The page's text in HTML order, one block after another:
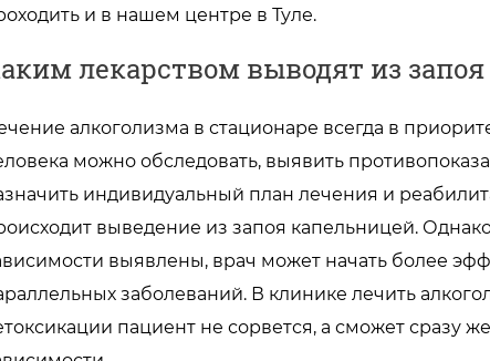
и в нашем центре в Туле.
лекарством выводят из
алкоголизма в стационаре всегда в
можно обследовать, выявить
индивидуальный план лечения и
выведение из запоя капельницей.
выявлены, врач может начать более
заболеваний. В клинике лечить
пациент не сорвется, а сможет сразу